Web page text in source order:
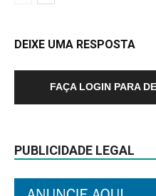
DEIXE UMA RESPOSTA
FAÇA LOGIN PARA
PUBLICIDADE LEGAL